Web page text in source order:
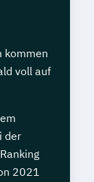
kommen
voll auf
der
2021